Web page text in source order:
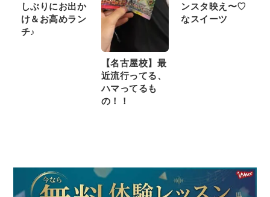
しぶりにお出か
け＆お高めラン
チ♪
【名古屋校】最
近流行ってる、
ハマってるも
の！！
ンスタ映え〜♡
なスイーツ